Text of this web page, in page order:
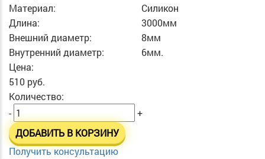
Материал:
Силикон
Длина:
3000мм
Внешний диаметр:
8мм
Внутренний диаметр:
6мм.
Цена:
510 руб.
Количество:
-
+
ДОБАВИТЬ В КОРЗИНУ
Получить консультацию